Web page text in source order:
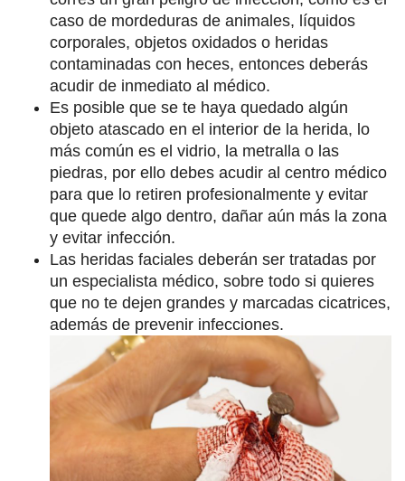
caso de mordeduras de animales, líquidos
corporales, objetos oxidados o heridas
contaminadas con heces, entonces deberás
acudir de inmediato al médico.
Es posible que se te haya quedado algún
objeto atascado en el interior de la herida, lo
más común es el vidrio, la metralla o las
piedras, por ello debes acudir al centro médico
para que lo retiren profesionalmente y evitar
que quede algo dentro, dañar aún más la zona
y evitar infección.
Las heridas faciales deberán ser tratadas por
un especialista médico, sobre todo si quieres
que no te dejen grandes y marcadas cicatrices,
además de prevenir infecciones.